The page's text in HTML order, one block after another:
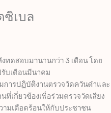
ซิเบล
ทดสอบมานานกว่า 3 เดือน โดย
รับเดือนมีนาคม
การปฏิบัติงานตรวจวัดควันดำและ
ที่เกี่ยวข้องเพื่อร่วมตรวจวัดเสียง
ามเดือดร้อนให้กับประชาชน